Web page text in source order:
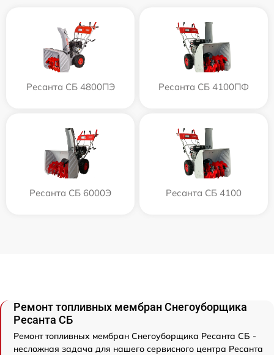
Ресанта СБ 4800ПЭ Ресанта СБ 4100ПФ
Ресанта СБ 6000Э Ресанта СБ 4100
Ремонт топливных мембран Снегоуборщика
Ресанта СБ
Ремонт топливных мембран Снегоуборщика Ресанта СБ -
несложная задача для нашего сервисного центра Ресанта